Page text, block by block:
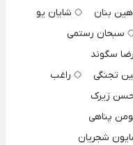
بنان
شایان یو
سبحان رستمی
رضا سگوند
تجنگی
راغب
زیرک
پناهی
شجریان